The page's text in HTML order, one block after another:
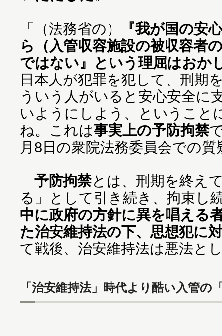
「（法務省の）
『我が国の安
ら（入管収容施設の被収容者
ではない』という理屈はおか
日本人が犯罪を犯して、刑期
ういう人がいると安心安全に
いようにしよう、ということ
ね。これは事実上の予防拘禁
月8日の衆院法務委員会での質
予防拘禁とは、刑期を終え
る」として引き続き、拘束し
中に政府の方針に異を唱える
た治安維持法の下、思想犯に
て戦後、治安維持法は悪法と
「治安維持法」時代より酷い入管の